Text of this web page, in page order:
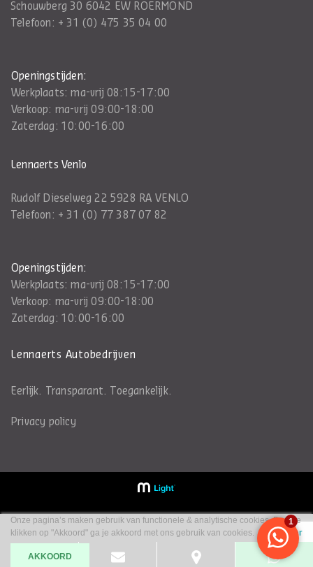
Schouwberg 30 6042 EW ROERMOND
Telefoon: + 31 (0) 475 35 04 00
Openingstijden:
Werkplaats: ma-vrij 08:15-17:00
Verkoop: ma-vrij 09:00-18:00
Zaterdag: 10:00-16:00
Lennaerts Venlo
Rudolf Dieselweg 22 5928 RA VENLO
Telefoon: + 31 (0) 77 387 07 82
Openingstijden:
Werkplaats: ma-vrij 08:15-17:00
Verkoop: ma-vrij 09:00-18:00
Zaterdag: 10:00-16:00
Lennaerts Autobedrijven
Eerlijk. Transparant. Toegankelijk.
Privacy policy
Onze pagina’s maken gebruik van functionele & analytische cookies. Door te
klikken op "Akkoord" ga je akkoord met ons gebruik van cookies.
Lees meer
AKKOORD